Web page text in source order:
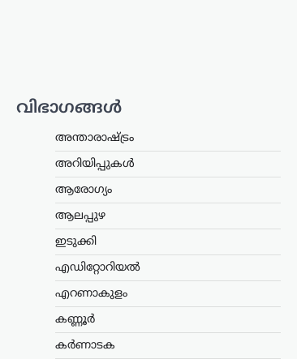
വിഭാഗങ്ങൾ
അന്താരാഷ്ട്രം
അറിയിപ്പുകൾ
ആരോഗ്യം
ആലപ്പുഴ
ഇടുക്കി
എഡിറ്റോറിയൽ
എറണാകുളം
കണ്ണൂർ
കർണാടക